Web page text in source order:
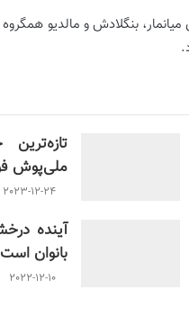
ملی‌پوش
2023-12-24
آینده
بانوان است
2022-12-10